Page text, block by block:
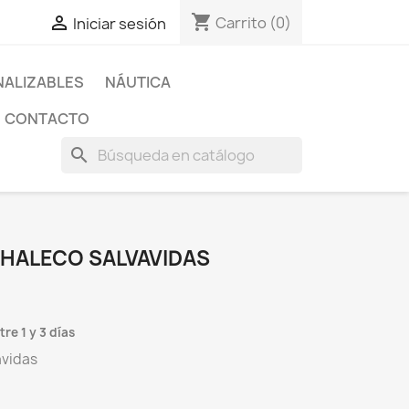
 Iniciar sesión shopping_cart Carrito (0)
NÁUTICA
CONTACTO
search
SALVAVIDAS
1 y 3 días